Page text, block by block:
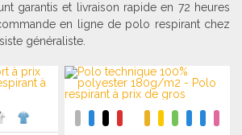
garantis et livraison rapide en 72 heures
en ligne de polo respirant chez
généraliste.